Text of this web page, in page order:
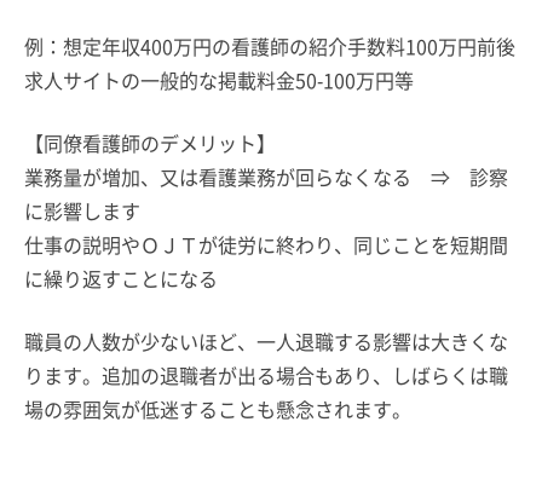
例：想定年収400万円の看護師の紹介手数料100万円前後
求人サイトの一般的な掲載料金50-100万円等
【同僚看護師のデメリット】
業務量が増加、又は看護業務が回らなくなる ⇒ 診察
に影響します
仕事の説明やＯＪＴが徒労に終わり、同じことを短期間
に繰り返すことになる
職員の人数が少ないほど、一人退職する影響は大きくな
ります。追加の退職者が出る場合もあり、しばらくは職
場の雰囲気が低迷することも懸念されます。